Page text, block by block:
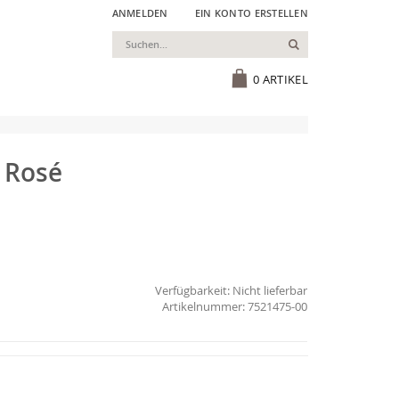
ANMELDEN EIN KONTO ERSTELLEN
0 ARTIKEL
Suchen
Verfügbarkeit: Nicht lieferbar
7521475-00